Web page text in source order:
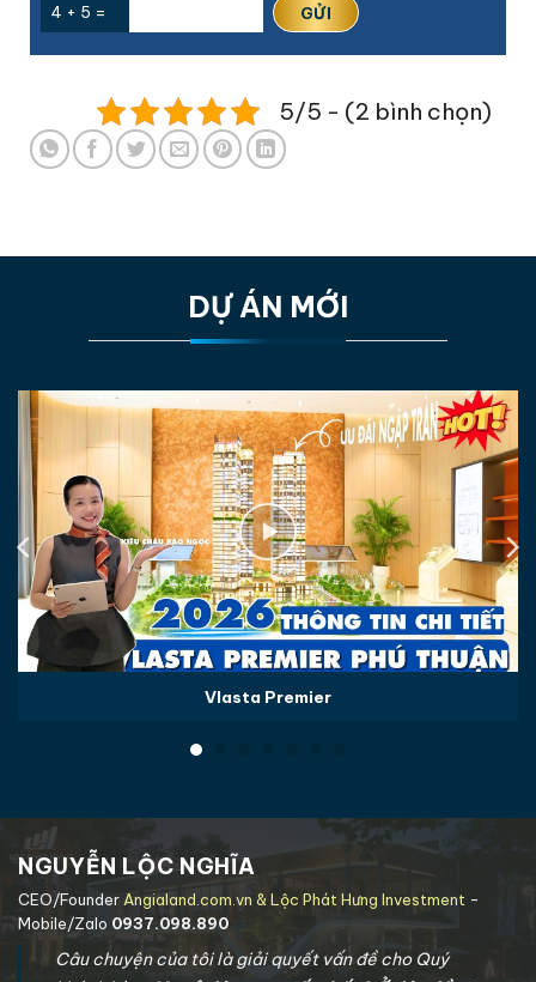
4 + 5 =
5/5 - (2 bình chọn)
DỰ ÁN MỚI
Vlasta Premier
NGUYỄN LỘC NGHĨA
CEO/Founder Angialand.com.vn & Lộc Phát Hưng Investment -
Mobile/Zalo 0937.098.890
Câu chuyện của tôi là giải quyết vấn đề cho Quý